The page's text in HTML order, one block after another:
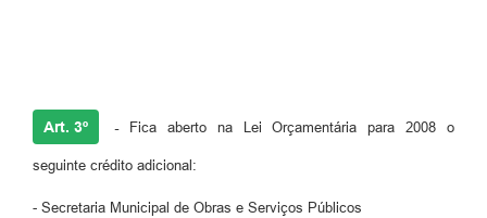
Art. 3º -Fica aberto na Lei Orçamentária para 2008 o
seguinte crédito adicional:
- Secretaria Municipal de Obras e Serviços Públicos